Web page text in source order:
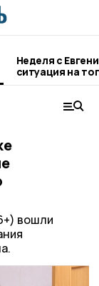
Неделя с
ситуация на
городе и
вошли